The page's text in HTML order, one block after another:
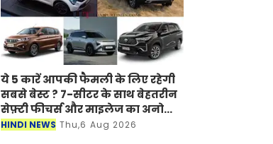
ये 5 कारें आपकी फैमली के लिए रहेगी
सबसे बेस्ट ? 7-सीटर के साथ बेहतरीन
सेफ़्टी फीचर्स और माइलेज का अनोखा
अंदाज
HINDI NEWS Thu,6 Aug 2026